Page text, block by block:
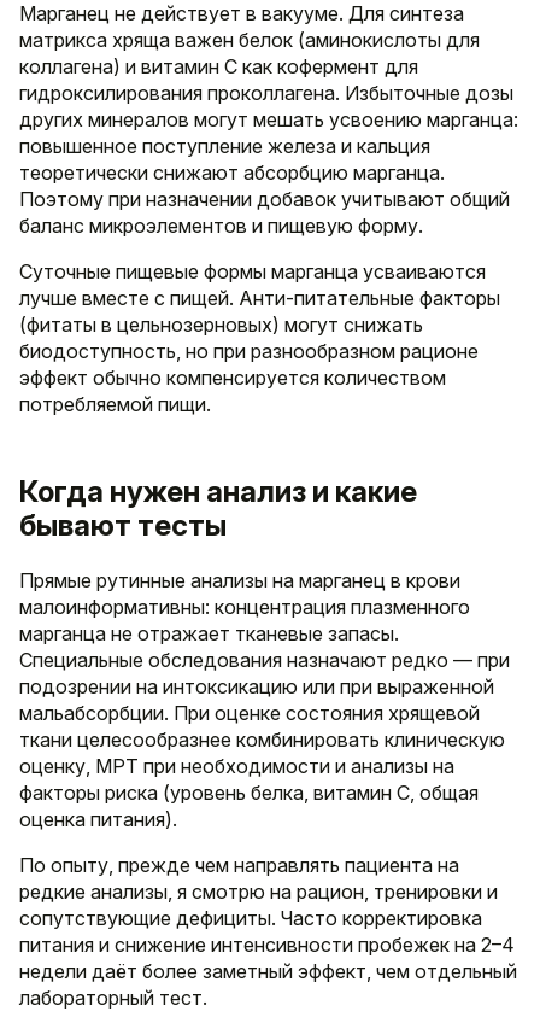
Марганец не действует в вакууме. Для синтеза
матрикса хряща важен белок (аминокислоты для
коллагена) и витамин C как кофермент для
гидроксилирования проколлагена. Избыточные дозы
других минералов могут мешать усвоению марганца:
повышенное поступление железа и кальция
теоретически снижают абсорбцию марганца.
Поэтому при назначении добавок учитывают общий
баланс микроэлементов и пищевую форму.
Суточные пищевые формы марганца усваиваются
лучше вместе с пищей. Анти-питательные факторы
(фитаты в цельнозерновых) могут снижать
биодоступность, но при разнообразном рационе
эффект обычно компенсируется количеством
потребляемой пищи.
Когда нужен анализ и какие
бывают тесты
Прямые рутинные анализы на марганец в крови
малоинформативны: концентрация плазменного
марганца не отражает тканевые запасы.
Специальные обследования назначают редко — при
подозрении на интоксикацию или при выраженной
мальабсорбции. При оценке состояния хрящевой
ткани целесообразнее комбинировать клиническую
оценку, МРТ при необходимости и анализы на
факторы риска (уровень белка, витамин C, общая
оценка питания).
По опыту, прежде чем направлять пациента на
редкие анализы, я смотрю на рацион, тренировки и
сопутствующие дефициты. Часто корректировка
питания и снижение интенсивности пробежек на 2–4
недели даёт более заметный эффект, чем отдельный
лабораторный тест.